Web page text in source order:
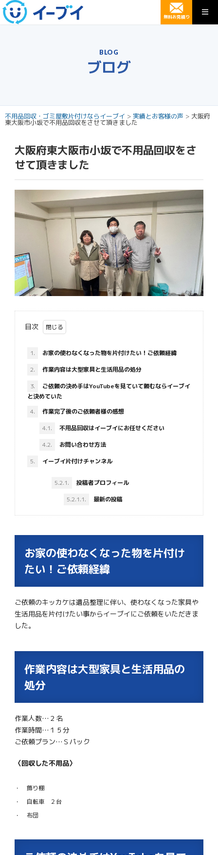
無料お見積り
BLOG
ブログ
不用品回収・ゴミ屋敷片付けならイーブイ > 実績とお客様の声 > 大阪府
東大阪市小坂で不用品回収をさせて頂きました
大阪府東大阪市小坂で不用品回収をさ
せて頂きました
目次
1.
お家の使わなくなった物を片付けたい！ご依頼経緯
2.
作業内容は大型家具と生活用品の処分
3.
ご依頼の決め手はYouTubeを見ていて頼むならイーブイ
と決めていた
4.
作業完了後のご依頼者様の感想
4.1.
不用品回収はイーブイにお任せください
4.2.
お問い合わせ方法
5.
イーブイ片付けチャンネル
5.2.1.
投稿者プロフィール
5.2.1.1.
最新の投稿
お家の使わなくなった物を片付け
たい！ご依頼経緯
ご依頼のキッカケは遺品整理に伴い、使わなくなった家具や
生活用品を片付けたい事からイーブイにご依頼をいただきま
した。
作業内容は大型家具と生活用品の
処分
作業人数…２名
作業時間…１５分
ご依頼プラン…Ｓパック
〈回収した不用品〉
飾り棚
自転車 ２台
布団